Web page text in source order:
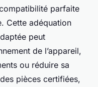
parfaite
Cette adéquation
peut
de l’appareil,
ou réduire sa
pièces certifiées,